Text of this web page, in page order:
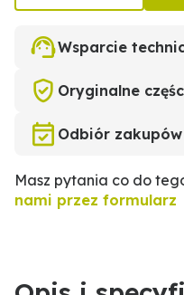
Wsparcie
Oryginalne
Odbiór
Masz pytania co do
nami przez formularz